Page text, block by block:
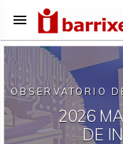
menu
OBSERVATORIO
2026
DE